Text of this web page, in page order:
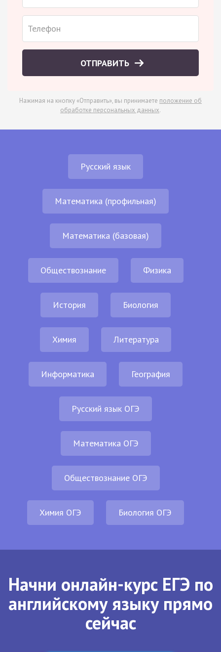
ОТПРАВИТЬ
Нажимая на кнопку «Отправить», вы принимаете положение об
обработке персональных данных.
Русский язык
Математика (профильная)
Математика (базовая)
Обществознание Физика
История Биология
Химия Литература
Информатика География
Русский язык ОГЭ
Математика ОГЭ
Обществознание ОГЭ
Химия ОГЭ Биология ОГЭ
Начни онлайн-курс ЕГЭ по
английскому языку прямо
сейчас